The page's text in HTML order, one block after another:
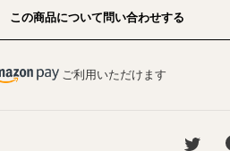
この商品について問い合わせする
ご利用いただけます